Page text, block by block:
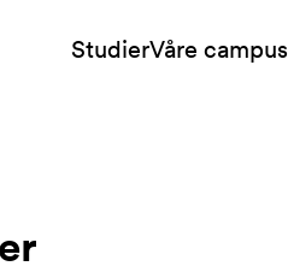
StudierVåre campus